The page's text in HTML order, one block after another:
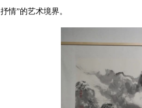
抒情”的艺术境界。